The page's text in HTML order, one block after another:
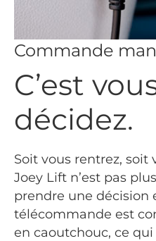
Commande
C’est
décidez.
Soit vous rentrez, soit
Joey Lift n’est pas
prendre une décision
télécommande est
en caoutchouc, ce